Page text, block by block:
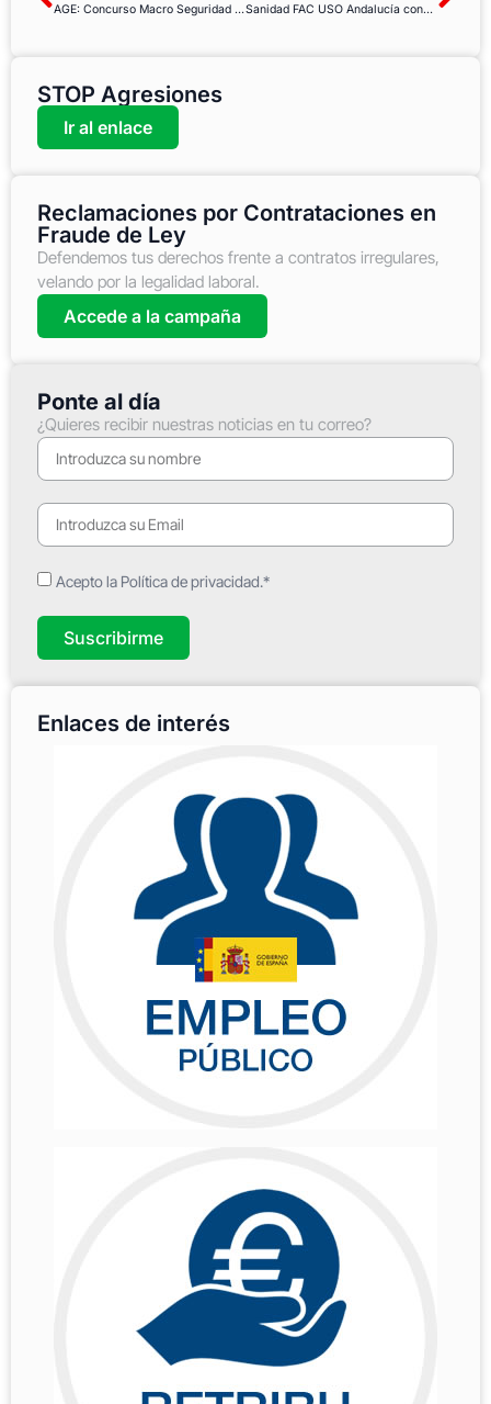
AGE: Concurso Macro Seguridad Social Sanidad FAC USO Andalucía condena la agresión en el Hospital de Valme
STOP Agresiones
Ir al enlace
Reclamaciones por Contrataciones en
Fraude de Ley
Defendemos tus derechos frente a contratos irregulares,
velando por la legalidad laboral.
Accede a la campaña
Ponte al día
¿Quieres recibir nuestras noticias en tu correo?
Acepto la Política de privacidad.*
Suscribirme
Enlaces de interés